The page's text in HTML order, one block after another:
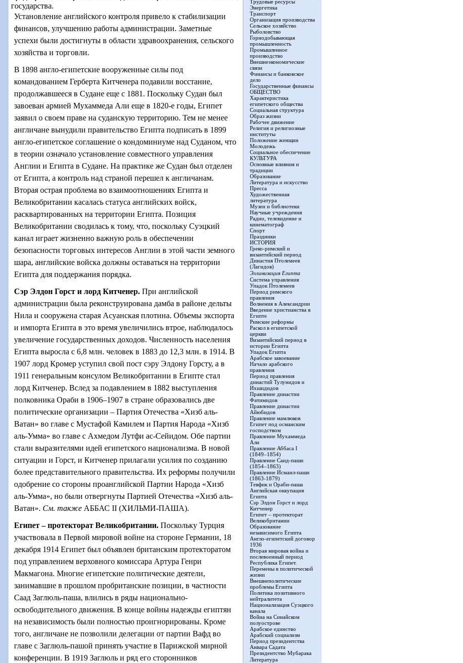
государства.
Установление английского контроля привело к стабилизации
финансов, улучшению работы администрации. Заметные
успехи были достигнуты в области здравоохранения, сельского
хозяйства и торговли.
В 1898 англо-египетские вооруженные силы под
командованием Герберта Китченера подавили восстание,
продолжавшееся в Судане еще с 1881. Поскольку Судан был
завоеван армией Мухаммеда Али еще в 1820-е годы, Египет
заявил о своем праве на суданскую территорию. Тем не менее
англичане вынудили правительство Египта подписать в 1899
англо-египетское соглашение о кондоминиуме над Суданом, что
в теории означало установление совместного управления
Англии и Египта в Судане. На практике же Судан был отделен
от Египта, а контроль над страной перешел к англичанам.
Вторая острая проблема во взаимоотношениях Египта и
Великобритании касалась статуса английских войск,
расквартированных на территории Египта. Позиция
Великобритании сводилась к тому, что, поскольку Суэцкий
канал играет жизненно важную роль в обеспечении
безопасности торговых интересов Англии в этой части земного
шара, английские войска должны оставаться на территории
Египта для поддержания порядка.
Сэр Элдон Горст и лорд Китченер. При английской
администрации была реконструирована дамба в районе дельты
Нила и сооружена старая Асуанская плотина. Объемы экспорта
и импорта Египта в это время увеличились втрое, наблюдалось
увеличение государственных доходов. Численность населения
Египта выросла с 6,8 млн. человек в 1883 до 12,3 млн. в 1914. В
1907 лорд Кромер уступил свой пост сэру Элдону Горсту, а в
1911 генеральным консулом Великобритании в Египте стал
лорд Китченер. Вслед за подавлением в 1882 выступления
полковника Ораби в 1906–1907 в стране образовались две
политические организации – Партия Отечества «Хизб аль-
Ватан» во главе с Мустафой Камилем и Партия Народа «Хизб
аль-Умма» во главе с Ахмедом Лутфи ас-Сейидом. Обе партии
стали выразителями идей египетского национализма. В новой
ситуации и Горст, и Китченер прилагали усилия по созданию
более представительного правительства. Их реформы получили
одобрение со стороны проанглийской Партии Народа «Хизб
аль-Умма», но были отвергнуты Партией Отечества «Хизб аль-
Ватан». См. также АББАС II (ХИЛЬМИ-ПАША).
Египет – протекторат Великобритании. Поскольку Турция
участвовала в Первой мировой войне на стороне Германии, 18
декабря 1914 Египет был объявлен британским протекторатом
под управлением верховного комиссара Артура Генри
Макмагона. Многие египетские политические деятели,
занимавшие в прошлом пробританские позиции, в частности
Саад Заглюль-паша, влились в ряды национально-
освободительного движения. В конце войны надежды египтян
на независимость были полностью проигнорированы. Кроме
того, англичане не позволили делегации от партии Вафд во
главе с Заглюль-пашой принять участие в Парижской мирной
конференции. В 1919 Заглюль и ряд его сторонников
Трудовые ресурсы
Энергетика
Транспорт
Организация производства
Сельское хозяйство
Рыболовство
Горнодобывающая
промышленность
Промышленное
производство
Внешнеэкономические
связи
Финансы и банковское
дело
Государственные финансы
ОБЩЕСТВО
Характеристика
египетского общества
Социальная структура
Образ жизни
Рабочее движение
Религия и религиозные
институты
Положение женщин
Молодежь
Социальное обеспечение
КУЛЬТУРА
Основные влияния и
традиции
Образование
Литература и искусство
Пресса
Художественная
литература
Музеи и библиотеки
Научные учреждения
Радио, телевидение и
кинематограф
Спорт
Праздники
ИСТОРИЯ
Греко-римский и
византийский период
Династия Птолемеев
(Лагидов)
Эллинизация Египта
Система управления
Упадок Птолемеев
Период римского
правления
Волнения в Александрии
Введение христианства в
Египте
Римские реформы
Раскол в египетской
церкви
Византийский период в
истории Египта
Упадок Египта
Арабское завоевание
Начало арабского
правления
Период правления
династий Тулунидов и
Ихшидидов
Правление династии
Фатимидов
Правление династии
Айюбидов
Правление мамлюков
Египет под османским
господством
Правление Мухаммеда
Али
Правление Аббаса I
(1849–1854)
Правление Саид-паши
(1854–1863)
Правление Исмаил-паши
(1863-1879)
Тевфик и Ораби-паша
Английская оккупация
Египта
Сэр Элдон Горст и лорд
Китченер
Египет – протекторат
Великобритании
Образование
независимого Египта
Англо-египетский договор
1936
Вторая мировая война и
послевоенный период
Республика Египет.
Перемены в политической
жизни
Внешнеполитические
проблемы Египта
Политика позитивного
нейтралитета
Национализация Суэцкого
канала
Война на Синайском
полуострове
Арабское единство
Арабский социализм
Период президентства
Анвара Садата
Президентство Мубарака
Литература